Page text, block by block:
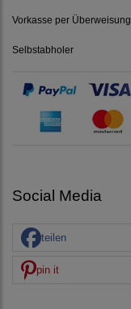
Vorkasse per Überweisung
Selbstabholer
Social Media
teilen
pin it